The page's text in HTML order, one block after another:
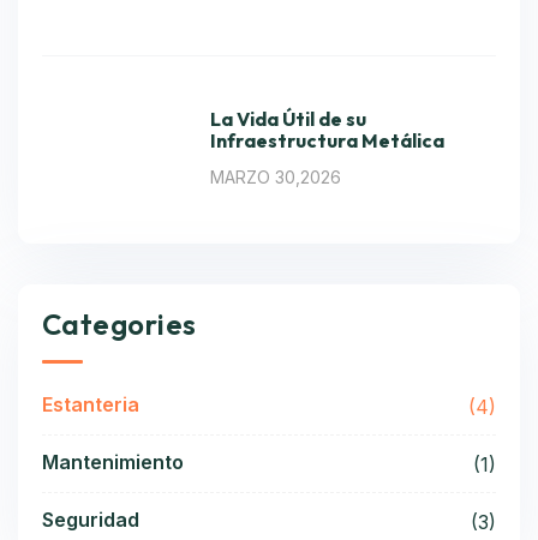
La Vida Útil de su
Infraestructura Metálica
MARZO 30,2026
Categories
Estanteria (4)
Mantenimiento (1)
Seguridad (3)